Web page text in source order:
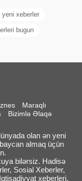
yeni xeberler
bugun
Maraqlı
Bizimlə Əlaqə
olan ən yeni
almaq üçün
bilərsiz. Hadisə
Sosial Xeberler,
xeberleri,